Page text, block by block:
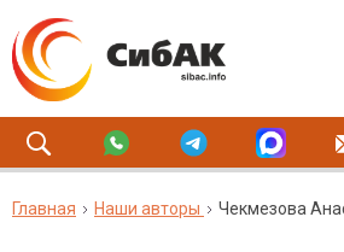
Главная Наши авторы Чекмезова